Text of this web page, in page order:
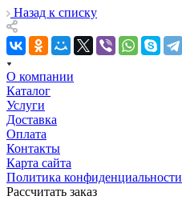
Назад к списку
О компании
Каталог
Услуги
Доставка
Оплата
Контакты
Карта сайта
Политика конфиденциальности
Рассчитать заказ